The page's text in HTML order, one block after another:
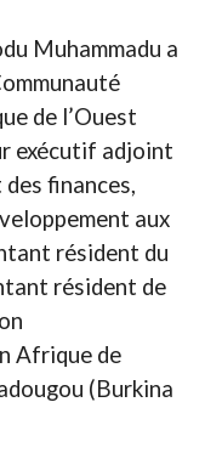
Muhammadu a
de l’Ouest
exécutif adjoint
finances,
aux
résident du
résident de
Afrique de
(Burkina